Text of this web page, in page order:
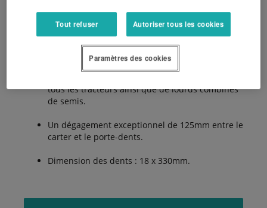
roulements à rouleaux coniques espacés d’une
tous les tracteurs ainsi que de lourds combinés
de semis.
Un dégagement exceptionnel de 125mm entre le
carter et le porte-dents.
Dimension des dents : 18 x 330mm.
Tout refuser Autoriser tous les cookies
Paramètres des cookies